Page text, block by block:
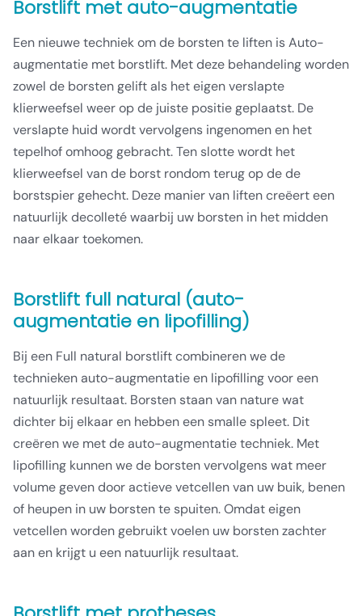
Borstlift met auto-augmentatie
Een nieuwe techniek om de borsten te liften is Auto-
augmentatie met borstlift. Met deze behandeling worden
zowel de borsten gelift als het eigen verslapte
klierweefsel weer op de juiste positie geplaatst. De
verslapte huid wordt vervolgens ingenomen en het
tepelhof omhoog gebracht. Ten slotte wordt het
klierweefsel van de borst rondom terug op de de
borstspier gehecht. Deze manier van liften creëert een
natuurlijk decolleté waarbij uw borsten in het midden
naar elkaar toekomen.
Borstlift full natural (auto-
augmentatie en lipofilling)
Bij een Full natural borstlift combineren we de
technieken auto-augmentatie en lipofilling voor een
natuurlijk resultaat. Borsten staan van nature wat
dichter bij elkaar en hebben een smalle spleet. Dit
creëren we met de auto-augmentatie techniek. Met
lipofilling kunnen we de borsten vervolgens wat meer
volume geven door actieve vetcellen van uw buik, benen
of heupen in uw borsten te spuiten. Omdat eigen
vetcellen worden gebruikt voelen uw borsten zachter
aan en krijgt u een natuurlijk resultaat.